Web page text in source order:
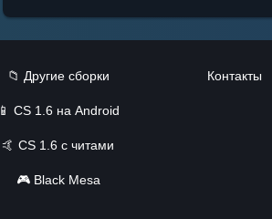
📁 Другие сборки
📱 CS 1.6 на Android
🤙CS 1.6 с читами
🎮 Black Mesa
Контакты